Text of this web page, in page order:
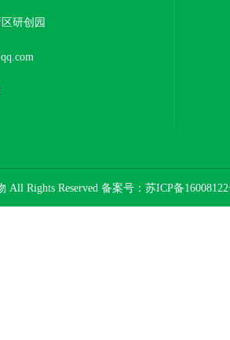
研创园
Rights Reserved 备案号： 苏ICP备